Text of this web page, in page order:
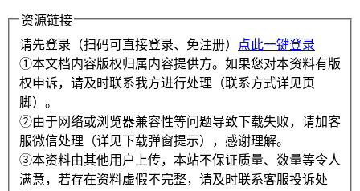
资源链接
请先登录（扫码可直接登录、免注册）
点此一键登录
①本文档内容版权归属内容提供方。如果您对本资料有版
权申诉，请及时联系我方进行处理（联系方式详见页
脚）。
②由于网络或浏览器兼容性等问题导致下载失败，请加客
服微信处理（详见下载弹窗提示），感谢理解。
③本资料由其他用户上传，本站不保证质量、数量等令人
满意，若存在资料虚假不完整，请及时联系客服投诉处